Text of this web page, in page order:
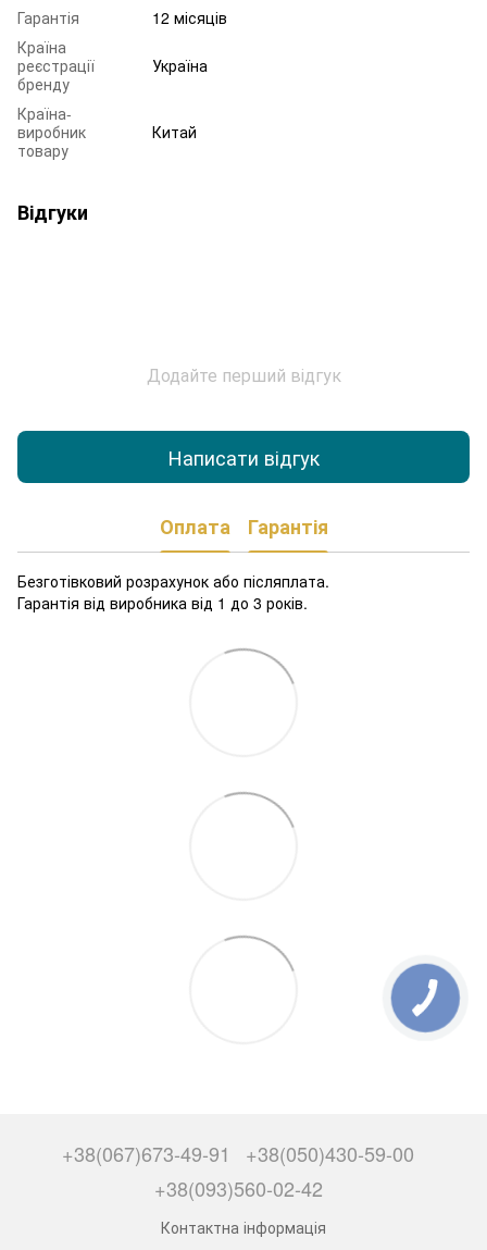
Гарантія
12 місяців
Країна
реєстрації
бренду
Україна
Країна-
виробник
товару
Китай
Відгуки
Додайте перший відгук
Написати відгук
Оплата Гарантія
Безготівковий розрахунок або післяплата.
Гарантія від виробника від 1 до 3 років.
+38(067)673-49-91
+38(050)430-59-00
+38(093)560-02-42
Контактна інформація